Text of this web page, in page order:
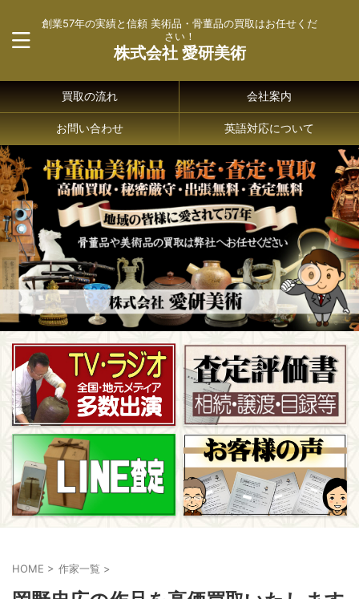
創業57年の実績と信頼 美術品・骨董品の買取はお任せくだ
さい！
株式会社 愛研美術
買取の流れ 会社案内
お問い合わせ 英語対応について
HOME > 作家一覧 >